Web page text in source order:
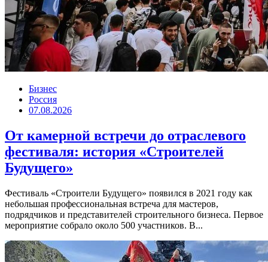
Бизнес
Россия
07.08.2026
От камерной встречи до отраслевого
фестиваля: история «Строителей
Будущего»
Фестиваль «Строители Будущего» появился в 2021 году как
небольшая профессиональная встреча для мастеров,
подрядчиков и представителей строительного бизнеса. Первое
мероприятие собрало около 500 участников. В...